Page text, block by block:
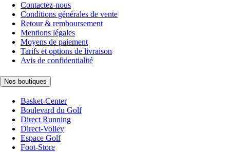
Contactez-nous
Conditions générales de vente
Retour & remboursement
Mentions légales
Moyens de paiement
Tarifs et options de livraison
Avis de confidentialité
Nos boutiques
Basket-Center
Boulevard du Golf
Direct Running
Direct-Volley
Espace Golf
Foot-Store